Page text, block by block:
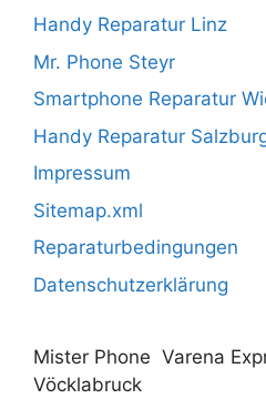
Handy Reparatur Linz
Mr. Phone Steyr
Smartphone Reparatur
Handy Reparatur
Impressum
Sitemap.xml
Reparaturbedingungen
Datenschutzerklärung
Mister Phone Varena
Vöcklabruck